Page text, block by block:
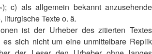
c) als allgemein bekannt anzusehende
liturgische Texte o. ä.
ist der Urheber des zitierten Textes
es sich nicht um eine unmittelbare Replik